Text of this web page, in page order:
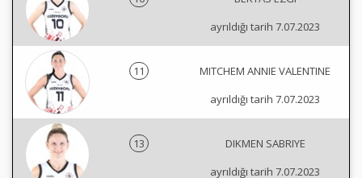
ayrıldığı tarih 7.07.2023
11
MITCHEM ANNIE VALENTINE
ayrıldığı tarih 7.07.2023
13
DIKMEN SABRIYE
ayrıldığı tarih 7.07.2023